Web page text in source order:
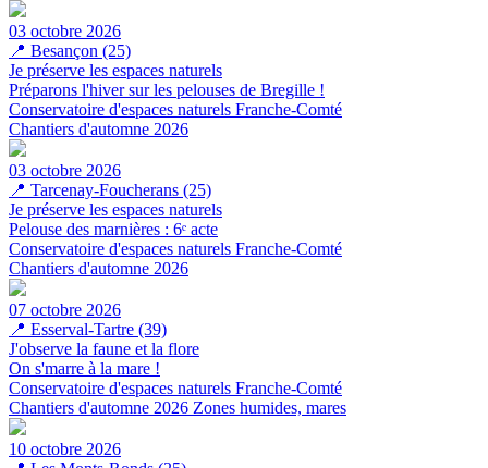
03 octobre 2026
📍 Besançon (25)
Je préserve les espaces naturels
Préparons l'hiver sur les pelouses de Bregille !
Conservatoire d'espaces naturels Franche-Comté
Chantiers d'automne 2026
03 octobre 2026
📍 Tarcenay-Foucherans (25)
Je préserve les espaces naturels
Pelouse des marnières : 6ᵉ acte
Conservatoire d'espaces naturels Franche-Comté
Chantiers d'automne 2026
07 octobre 2026
📍 Esserval-Tartre (39)
J'observe la faune et la flore
On s'marre à la mare !
Conservatoire d'espaces naturels Franche-Comté
Chantiers d'automne 2026 Zones humides, mares
10 octobre 2026